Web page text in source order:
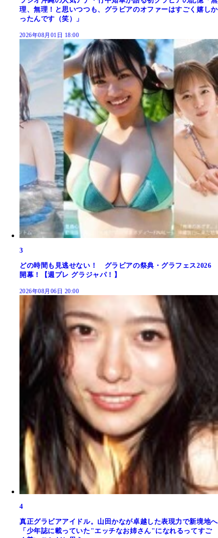
理、無理！と思いつつも、グラビアのオファーはすごく嬉しか
ったんです（笑）」
2026年08月01日 18:00
3
どの時間も見逃せない！ グラビアの祭典・グラフェス2026
開幕！【週プレ グラジャパ！】
2026年08月06日 20:00
4
真正グラビアアイドル。山田かなが卓越した表現力で新境地へ
「少年誌に載っていた"エッチなお姉さん"になれるってすご